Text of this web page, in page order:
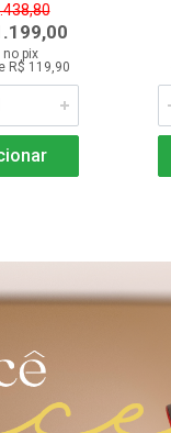
pix
R$ 119,90